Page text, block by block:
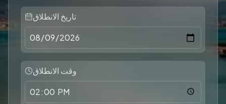
تاريخ الانطلاق
وقت الانطلاق